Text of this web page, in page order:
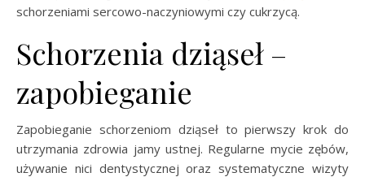
schorzeniami sercowo-naczyniowymi czy cukrzycą.
Schorzenia dziąseł –
zapobieganie
Zapobieganie schorzeniom dziąseł to pierwszy krok do
utrzymania zdrowia jamy ustnej. Regularne mycie zębów,
używanie nici dentystycznej oraz systematyczne wizyty